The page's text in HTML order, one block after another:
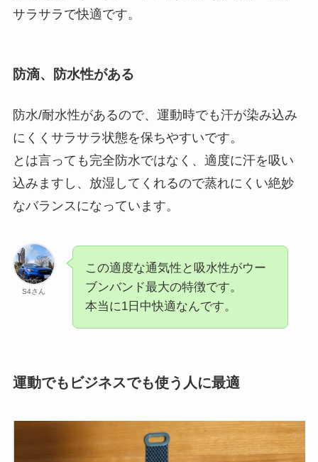
サラサラで快適です。
防滴、防水性がある
防水/耐水性があるので、運動時でも汗が染み込み
にくくサラサラ状態を保ちやすいです。
とは言っても完全防水ではなく、適度に汗を吸い
込みますし、放湿してくれるので蒸れにくい絶妙
なバランスになっています。
S4さん
この適度な通気性と吸水性がウー
ブンバンド最大の特徴です。
本当に1日中快適なんです。
運動でもビジネスでも使う人に最適